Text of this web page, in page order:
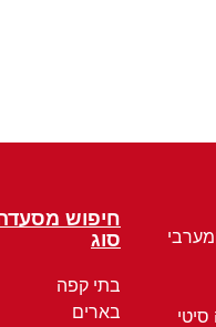
חיפוש
סוג
בתי קפה
בארים